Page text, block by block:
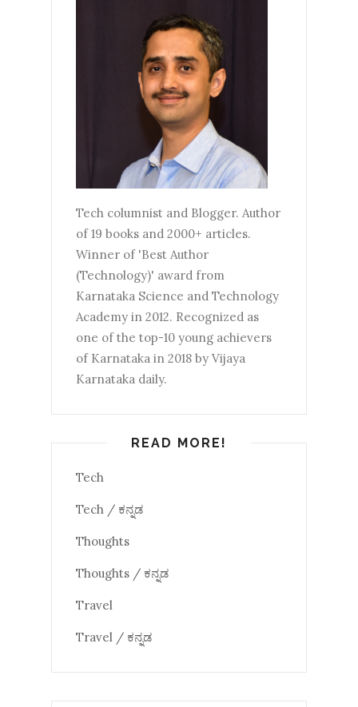
Tech columnist and Blogger. Author
of 19 books and 2000+ articles.
Winner of 'Best Author
(Technology)' award from
Karnataka Science and Technology
Academy in 2012. Recognized as
one of the top-10 young achievers
of Karnataka in 2018 by Vijaya
Karnataka daily.
READ MORE!
Tech
Tech / ಕನ್ನಡ
Thoughts
Thoughts / ಕನ್ನಡ
Travel
Travel / ಕನ್ನಡ